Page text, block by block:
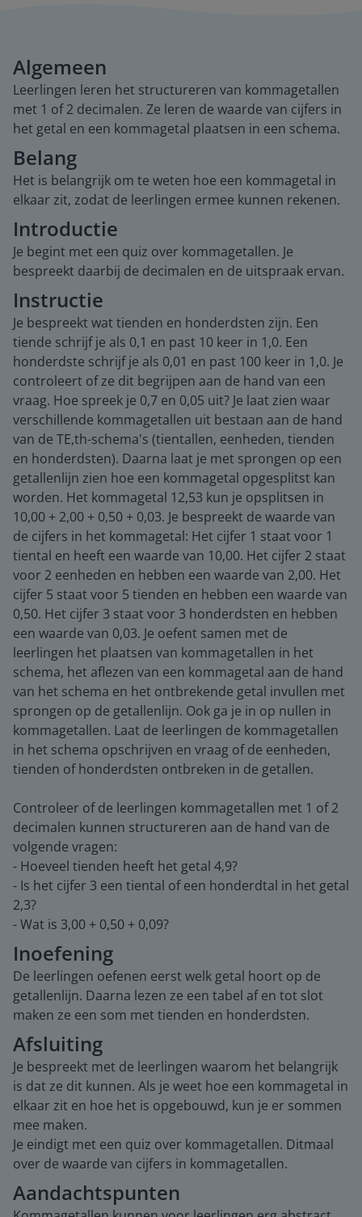
Algemeen
Leerlingen leren het structureren van kommagetallen
met 1 of 2 decimalen. Ze leren de waarde van cijfers in
het getal en een kommagetal plaatsen in een schema.
Belang
Het is belangrijk om te weten hoe een kommagetal in
elkaar zit, zodat de leerlingen ermee kunnen rekenen.
Introductie
Je begint met een quiz over kommagetallen. Je
bespreekt daarbij de decimalen en de uitspraak ervan.
Instructie
Je bespreekt wat tienden en honderdsten zijn. Een
tiende schrijf je als 0,1 en past 10 keer in 1,0. Een
honderdste schrijf je als 0,01 en past 100 keer in 1,0. Je
controleert of ze dit begrijpen aan de hand van een
vraag. Hoe spreek je 0,7 en 0,05 uit? Je laat zien waar
verschillende kommagetallen uit bestaan aan de hand
van de TE,th-schema's (tientallen, eenheden, tienden
en honderdsten). Daarna laat je met sprongen op een
getallenlijn zien hoe een kommagetal opgesplitst kan
worden. Het kommagetal 12,53 kun je opsplitsen in
10,00 + 2,00 + 0,50 + 0,03. Je bespreekt de waarde van
de cijfers in het kommagetal: Het cijfer 1 staat voor 1
tiental en heeft een waarde van 10,00. Het cijfer 2 staat
voor 2 eenheden en hebben een waarde van 2,00. Het
cijfer 5 staat voor 5 tienden en hebben een waarde van
0,50. Het cijfer 3 staat voor 3 honderdsten en hebben
een waarde van 0,03. Je oefent samen met de
leerlingen het plaatsen van kommagetallen in het
schema, het aflezen van een kommagetal aan de hand
van het schema en het ontbrekende getal invullen met
sprongen op de getallenlijn. Ook ga je in op nullen in
kommagetallen. Laat de leerlingen de kommagetallen
in het schema opschrijven en vraag of de eenheden,
tienden of honderdsten ontbreken in de getallen.
Controleer of de leerlingen kommagetallen met 1 of 2
decimalen kunnen structureren aan de hand van de
volgende vragen:
- Hoeveel tienden heeft het getal 4,9?
- Is het cijfer 3 een tiental of een honderdtal in het getal
2,3?
- Wat is 3,00 + 0,50 + 0,09?
Inoefening
De leerlingen oefenen eerst welk getal hoort op de
getallenlijn. Daarna lezen ze een tabel af en tot slot
maken ze een som met tienden en honderdsten.
Afsluiting
Je bespreekt met de leerlingen waarom het belangrijk
is dat ze dit kunnen. Als je weet hoe een kommagetal in
elkaar zit en hoe het is opgebouwd, kun je er sommen
mee maken.
Je eindigt met een quiz over kommagetallen. Ditmaal
over de waarde van cijfers in kommagetallen.
Aandachtspunten